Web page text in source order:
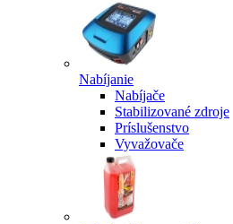
Nabíjanie
Nabíjače
Stabilizované zdroje
Príslušenstvo
Vyvažovače